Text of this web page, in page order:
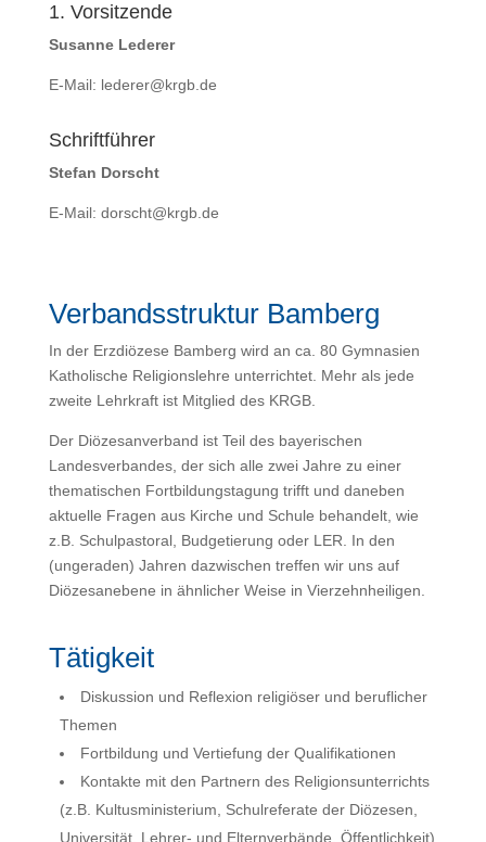
1. Vorsitzende
Susanne Lederer
E-Mail: lederer@krgb.de
Schriftführer
Stefan Dorscht
E-Mail: dorscht@krgb.de
Verbandsstruktur Bamberg
In der Erzdiözese Bamberg wird an ca. 80 Gymnasien
Katholische Religionslehre unterrichtet. Mehr als jede
zweite Lehrkraft ist Mitglied des KRGB.
Der Diözesanverband ist Teil des bayerischen
Landesverbandes, der sich alle zwei Jahre zu einer
thematischen Fortbildungstagung trifft und daneben
aktuelle Fragen aus Kirche und Schule behandelt, wie
z.B. Schulpastoral, Budgetierung oder LER. In den
(ungeraden) Jahren dazwischen treffen wir uns auf
Diözesanebene in ähnlicher Weise in Vierzehnheiligen.
Tätigkeit
Diskussion und Reflexion religiöser und beruflicher
Themen
Fortbildung und Vertiefung der Qualifikationen
Kontakte mit den Partnern des Religionsunterrichts
(z.B. Kultusministerium, Schulreferate der Diözesen,
Universität, Lehrer- und Elternverbände, Öffentlichkeit)